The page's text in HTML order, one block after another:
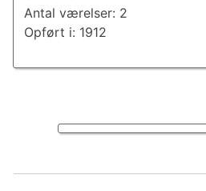
Antal værelser: 2
Opført i: 1912